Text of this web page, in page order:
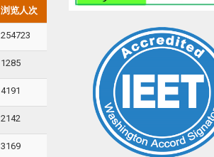
浏览人次
254723
1285
4191
2142
3169